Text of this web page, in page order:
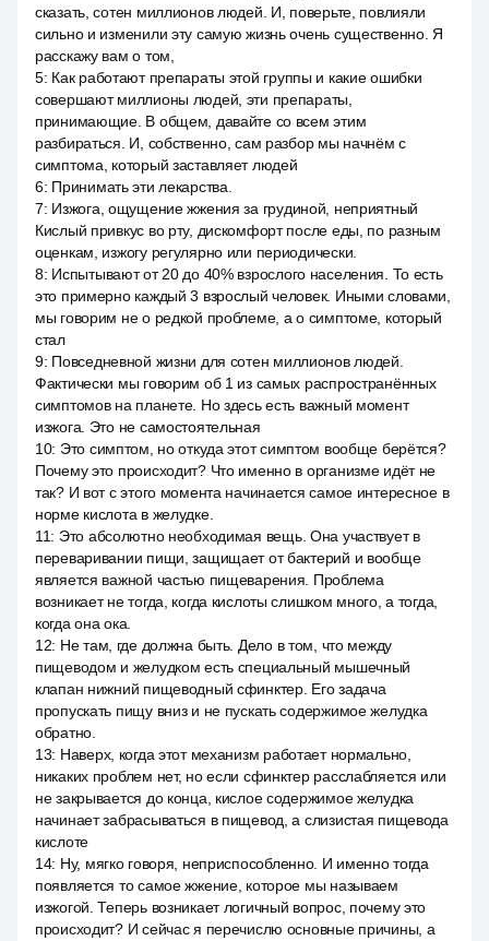
сказать, сотен миллионов людей. И, поверьте, повлияли
сильно и изменили эту самую жизнь очень существенно. Я
расскажу вам о том,
5: Как работают препараты этой группы и какие ошибки
совершают миллионы людей, эти препараты,
принимающие. В общем, давайте со всем этим
разбираться. И, собственно, сам разбор мы начнём с
симптома, который заставляет людей
6: Принимать эти лекарства.
7: Изжога, ощущение жжения за грудиной, неприятный
Кислый привкус во рту, дискомфорт после еды, по разным
оценкам, изжогу регулярно или периодически.
8: Испытывают от 20 до 40% взрослого населения. То есть
это примерно каждый 3 взрослый человек. Иными словами,
мы говорим не о редкой проблеме, а о симптоме, который
стал
9: Повседневной жизни для сотен миллионов людей.
Фактически мы говорим об 1 из самых распространённых
симптомов на планете. Но здесь есть важный момент
изжога. Это не самостоятельная
10: Это симптом, но откуда этот симптом вообще берётся?
Почему это происходит? Что именно в организме идёт не
так? И вот с этого момента начинается самое интересное в
норме кислота в желудке.
11: Это абсолютно необходимая вещь. Она участвует в
переваривании пищи, защищает от бактерий и вообще
является важной частью пищеварения. Проблема
возникает не тогда, когда кислоты слишком много, а тогда,
когда она ока.
12: Не там, где должна быть. Дело в том, что между
пищеводом и желудком есть специальный мышечный
клапан нижний пищеводный сфинктер. Его задача
пропускать пищу вниз и не пускать содержимое желудка
обратно.
13: Наверх, когда этот механизм работает нормально,
никаких проблем нет, но если сфинктер расслабляется или
не закрывается до конца, кислое содержимое желудка
начинает забрасываться в пищевод, а слизистая пищевода
кислоте
14: Ну, мягко говоря, неприспособленно. И именно тогда
появляется то самое жжение, которое мы называем
изжогой. Теперь возникает логичный вопрос, почему это
происходит? И сейчас я перечислю основные причины, а